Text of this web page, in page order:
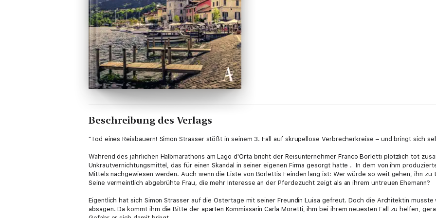
Beschreibung des Verlags
"Tod eines Reisbauern! Simon Strasser stößt in seinem 3. Fall auf skrupellose Verbrecherkreise – und bringt sich
Während des jährlichen Halbmarathons am Lago d'Orta bricht der Reisunternehmer Franco Borletti plötzlich tot
Unkrautvernichtungsmittel, das für einen Skandal in seiner eigenen Firma gesorgt hatte . In dem von ihm
Mittels nachgewiesen werden. Auch wenn die Liste von Borlettis Feinden lang ist: Wer würde so weit gehen, ihn zu
Seine vermeintlich abgebrühte Frau, die mehr Interesse an der Pferdezucht zeigt als an ihrem untreuen Ehemann?
Eigentlich hat sich Simon Strasser auf die Ostertage mit seiner Freundin Luisa gefreut. Doch die Architektin
absagen. Da kommt ihm die Bitte der aparten Kommissarin Carla Moretti, ihm bei ihrem neuesten Fall zu helfen,